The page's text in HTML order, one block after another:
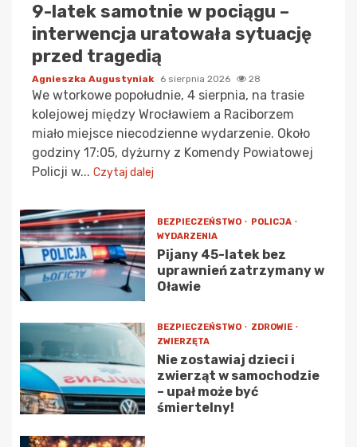
9-latek samotnie w pociągu –
interwencja uratowała sytuację
przed tragedią
Agnieszka Augustyniak 6 sierpnia 2026 28
We wtorkowe popołudnie, 4 sierpnia, na trasie
kolejowej między Wrocławiem a Raciborzem
miało miejsce niecodzienne wydarzenie. Około
godziny 17:05, dyżurny z Komendy Powiatowej
Policji w... Czytaj dalej
BEZPIECZEŃSTWO
POLICJA
WYDARZENIA
Pijany 45-latek bez
uprawnień zatrzymany w
Oławie
BEZPIECZEŃSTWO
ZDROWIE
ZWIERZĘTA
Nie zostawiaj dzieci i
zwierząt w samochodzie
– upał może być
śmiertelny!